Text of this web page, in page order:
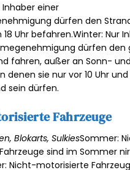
einer
dürfen den
Uhr befahren.Winter: Nur
dürfen den
fahren, außer an Sonn- und
denen sie nur vor 10 Uhr und
sein dürfen.
Fahrzeuge
Blokarts, SulkiesSommer:
sind im Sommer
Nicht-motorisierte